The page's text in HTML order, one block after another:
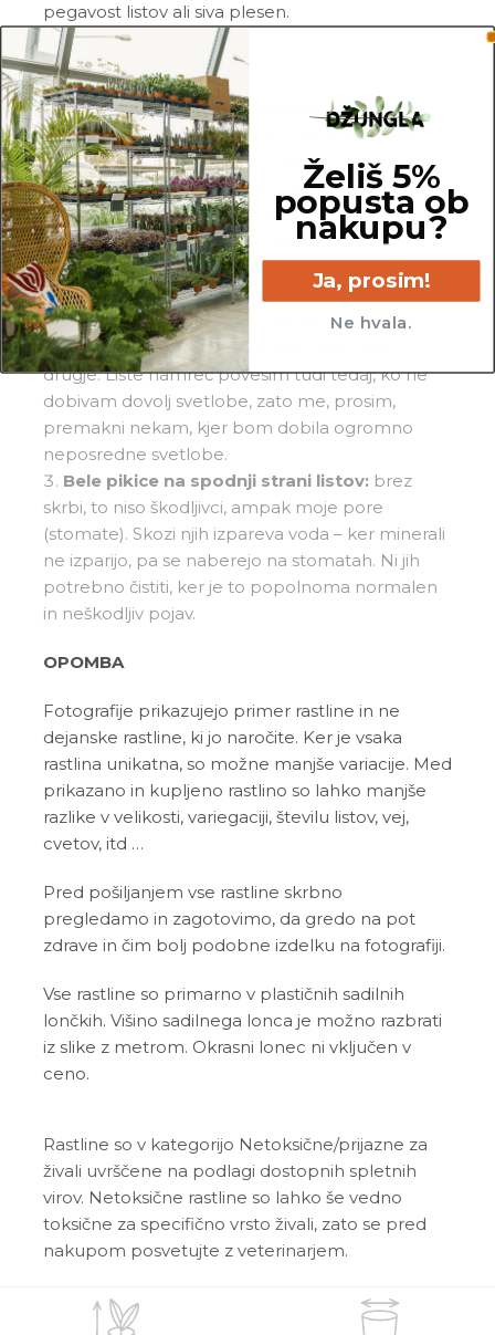
pegavost listov ali siva plesen.
Pogoste težave
Odpadanje spodnjih listov in golo steblo:
če opaziš, da mi odpadajo spodnji listi, medtem
ko je moja zemlja precej mokra, si me po vsej
verjetnosti preveč zalil_a. Prosim, da odstraniš
vso zemljo in mi porežeš nagnite korenine,
obvezno pa me presadi v popolnoma svežo in
zračno zemljo.
Povešeni listi:liste največkrat povesim takrat,
ko sem žejna. Če si v roku enega dne po
zalivanju moji listi ne opomorejo, razlog tiči
drugje. Liste namreč povesim tudi tedaj, ko ne
dobivam dovolj svetlobe, zato me, prosim,
premakni nekam, kjer bom dobila ogromno
neposredne svetlobe.
Bele pikice na spodnji strani listov:brez
skrbi, to niso škodljivci, ampak moje pore
(stomate). Skozi njih izpareva voda – ker minerali
ne izparijo, pa se naberejo na stomatah. Ni jih
potrebno čistiti, ker je to popolnoma normalen
in neškodljiv pojav.
OPOMBA
Fotografije prikazujejo primer rastline in ne
dejanske rastline, ki jo naročite. Ker je vsaka
rastlina unikatna, so možne manjše variacije. Med
prikazano in kupljeno rastlino so lahko manjše
razlike v velikosti, variegaciji, številu listov, vej,
cvetov, itd …
Pred pošiljanjem vse rastline skrbno
pregledamo in zagotovimo, da gredo na pot
zdrave in čim bolj podobne izdelku na fotografiji.
Vse rastline so primarno v plastičnih sadilnih
lončkih. Višino sadilnega lonca je možno razbrati
iz slike z metrom. Okrasni lonec ni vključen v
ceno.
Rastline so v kategorijo Netoksične/prijazne za
živali uvrščene na podlagi dostopnih spletnih
virov. Netoksične rastline so lahko še vedno
toksične za specifično vrsto živali, zato se pred
nakupom posvetujte z veterinarjem.
Želiš 5%
popusta ob
nakupu?
Ja, prosim!
Ne hvala.